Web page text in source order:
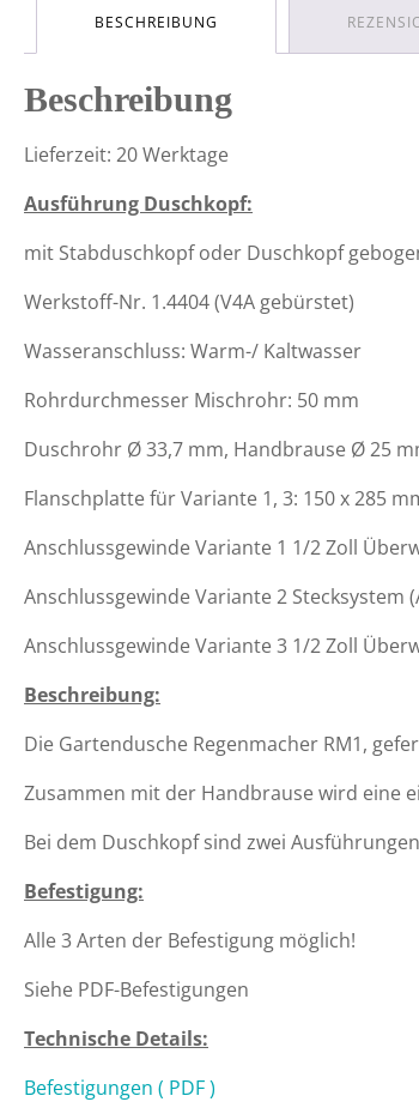
BESCHREIBUNG
Beschreibung
Lieferzeit: 20 Werktage
Ausführung Duschkopf:
mit Stabduschkopf oder Duschkopf
Werkstoff-Nr. 1.4404 (V4A gebürstet)
Wasseranschluss: Warm-/ Kaltwasser
Rohrdurchmesser Mischrohr: 50 mm
Duschrohr Ø 33,7 mm, Handbrause Ø 25
Flanschplatte für Variante 1, 3: 150 x 285
Anschlussgewinde Variante 1 1/2 Zoll
Anschlussgewinde Variante 2 Stecksystem
Anschlussgewinde Variante 3 1/2 Zoll
Beschreibung:
Die Gartendusche Regenmacher RM1,
Zusammen mit der Handbrause wird eine
Bei dem Duschkopf sind zwei
Befestigung:
Alle 3 Arten der Befestigung möglich!
Siehe PDF-Befestigungen
Technische Details:
Befestigungen ( PDF )